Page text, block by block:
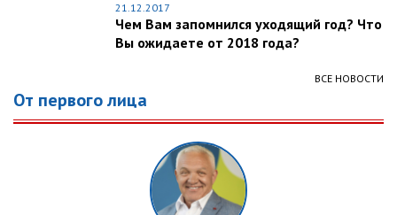
21.12.2017
Чем Вам запомнился уходящий год? Что
Вы ожидаете от 2018 года?
ВСЕ НОВОСТИ
От первого лица